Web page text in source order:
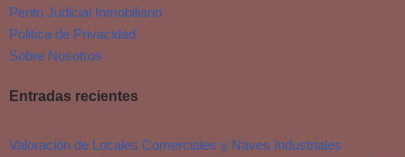
Perito Judicial Inmobiliario
Politica de Privacidad
Sobre Nosotros
Entradas recientes
Valoración de Locales Comerciales y Naves Industriales